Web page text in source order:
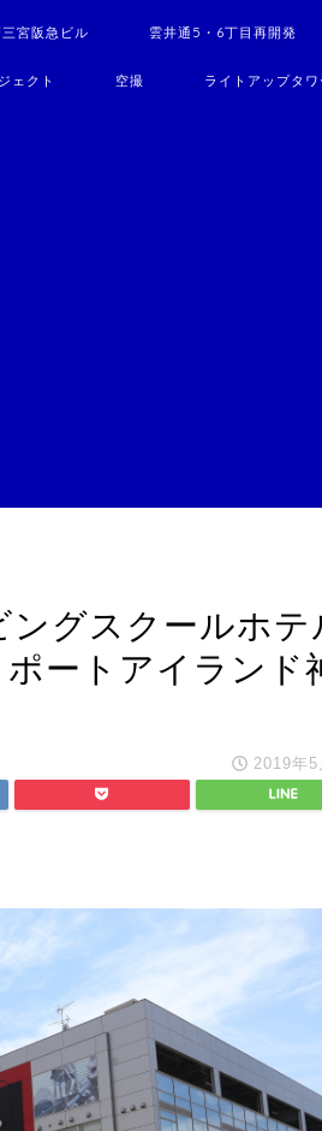
宮阪急ビル 雲井通5・6丁目再開発
ェクト 空撮 ライトアップタワ
グスクールホテ
ートアイランド
2019年5